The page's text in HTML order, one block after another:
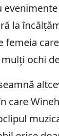
la
femeia
ochi
care